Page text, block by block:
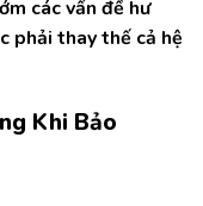
các vấn đề hư
phải thay thế cả hệ
Khi Bảo